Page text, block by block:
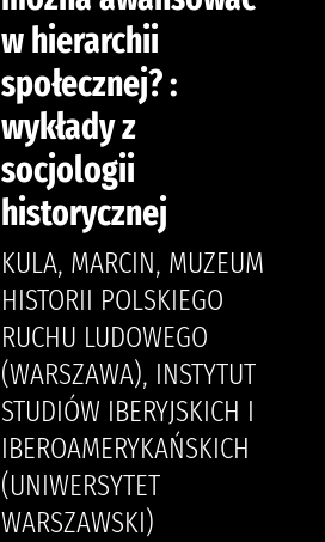
w hierarchii
społecznej? :
wykłady z
socjologii
historycznej
KULA, MARCIN, MUZEUM
HISTORII POLSKIEGO
RUCHU LUDOWEGO
(WARSZAWA), INSTYTUT
STUDIÓW IBERYJSKICH I
IBEROAMERYKAŃSKICH
(UNIWERSYTET
WARSZAWSKI)